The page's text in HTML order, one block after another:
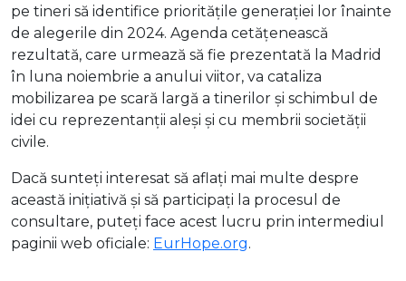
pe tineri să identifice prioritățile generației lor înainte
de alegerile din 2024. Agenda cetățenească
rezultată, care urmează să fie prezentată la Madrid
în luna noiembrie a anului viitor, va cataliza
mobilizarea pe scară largă a tinerilor și schimbul de
idei cu reprezentanții aleși și cu membrii societății
civile.
Dacă sunteți interesat să aflați mai multe despre
această inițiativă și să participați la procesul de
consultare, puteți face acest lucru prin intermediul
paginii web oficiale: EurHope.org.